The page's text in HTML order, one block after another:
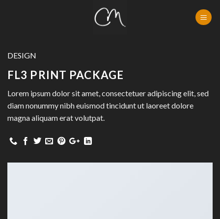
DESIGN
FL3 PRINT PACKAGE
Lorem ipsum dolor sit amet, consectetuer adipiscing elit, sed
diam nonummy nibh euismod tincidunt ut laoreet dolore
magna aliquam erat volutpat.